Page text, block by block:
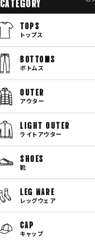
TOPS
トップス
bottoms
ボトムス
OUTER
アウター
LIGHT OUTER
ライトアウター
SHOES
靴
LEG WARE
レッグウェア
CAP
キャップ